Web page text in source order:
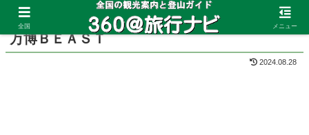
ホーム 大阪府 万博公園
万博ＢＥＡＳＴ
2024.08.28
全国 メニュー